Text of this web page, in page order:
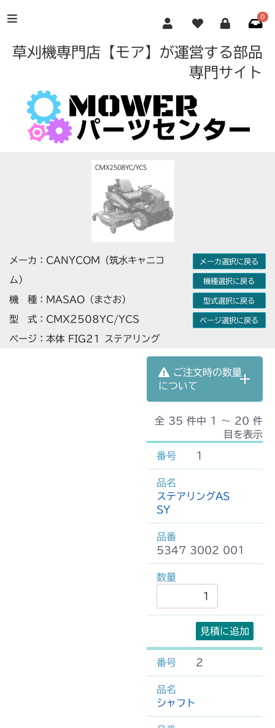
0
草刈機専門店【モア】が運営する部品
専門サイト
メーカ：CANYCOM（筑水キャニコ
ム）
機 種：MASAO（まさお）
型 式：CMX2508YC/YCS
ページ：本体 FIG21 ステアリング
メーカ選択に戻る
機種選択に戻る
型式選択に戻る
ページ選択に戻る
ご注文時の数量
について
全 35 件中 1 〜 20 件
目を表示
1
ステアリングAS
SY
5347 3002 001
見積に追加
2
シャフト